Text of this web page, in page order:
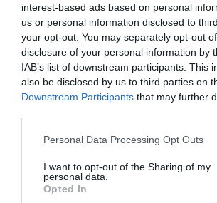
interest-based ads based on personal
us or personal information disclosed to
your opt-out. You may separately opt-out
disclosure of your personal information by
IAB’s list of downstream participants. This
also be disclosed by us to third parties on
Downstream Participants that may further
Please note that this website/app uses one
not limited to your visit or usage behaviour.
grant or deny consent to Google and its
use your data for below specified purposes
Personal Data Processing Opt Outs
I want to opt-out of the Sharing of my
personal data.
Opted In
08.08.2026 | 09:02
«Η απόλυτη τραγωδία»: Η